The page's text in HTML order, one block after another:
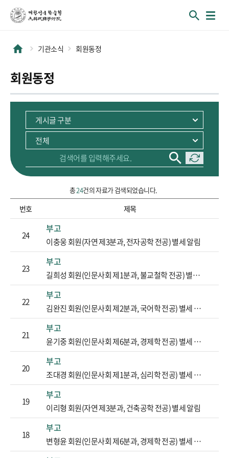
기관소식 회원동정
회원동정
총24건의 자료가 검색되었습니다.
순번, 제목 정보를 포함하고 있습니다.
번호 제목
24
부고
이충웅 회원(자연 제3분과, 전자공학 전공) 별세 알림
23
부고
길희성 회원(인문사회 제1분과, 불교철학 전공) 별세 알림
22
부고
김완진 회원(인문사회 제2분과, 국어학 전공) 별세 알림
21
부고
윤기중 회원(인문사회 제6분과, 경제학 전공) 별세 알림
20
부고
조대경 회원(인문사회 제1분과, 심리학 전공) 별세 알림
19
부고
이리형 회원(자연 제3분과, 건축공학 전공) 별세 알림
18
부고
변형윤 회원(인문사회 제6분과, 경제학 전공) 별세 알림